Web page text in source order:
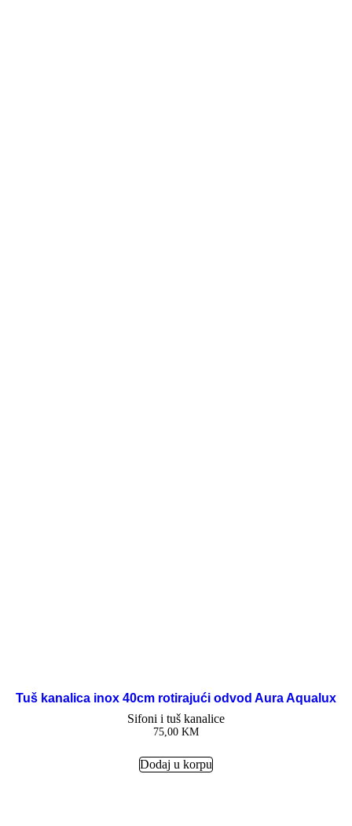
Tuš kanalica inox 40cm rotirajući odvod Aura Aqualux
Sifoni i tuš kanalice
75,00 KM
Dodaj u korpu